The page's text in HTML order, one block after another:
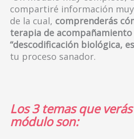
compartiré información
de la cual, comprenderás
terapia de
“descodificación biológica,
tu proceso sanador.
Los 3 temas que
módulo son: